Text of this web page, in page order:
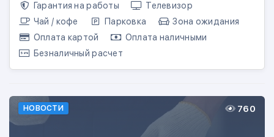
Гарантия на работы
Телевизор
Чай / кофе
Парковка
Зона ожидания
Оплата картой
Оплата наличными
Безналичный расчет
НОВОСТИ 760